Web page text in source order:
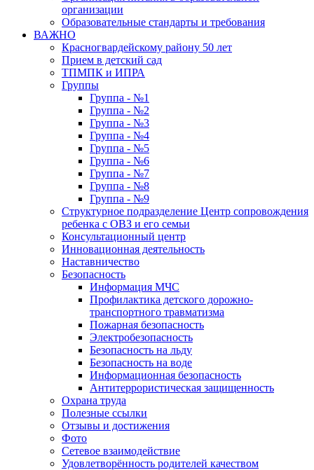
организации
Образовательные стандарты и требования
ВАЖНО
Красногвардейскому району 50 лет
Прием в детский сад
ТПМПК и ИПРА
Группы
Группа - №1
Группа - №2
Группа - №3
Группа - №4
Группа - №5
Группа - №6
Группа - №7
Группа - №8
Группа - №9
Структурное подразделение Центр сопровождения
ребенка с ОВЗ и его семьи
Консультационный центр
Инновационная деятельность
Наставничество
Безопасность
Информация МЧС
Профилактика детского дорожно-
транспортного травматизма
Пожарная безопасность
Электробезопасность
Безопасность на льду
Безопасность на воде
Информационная безопасность
Антитеррористическая защищенность
Охрана труда
Полезные ссылки
Отзывы и достижения
Фото
Сетевое взаимодействие
Удовлетворённость родителей качеством